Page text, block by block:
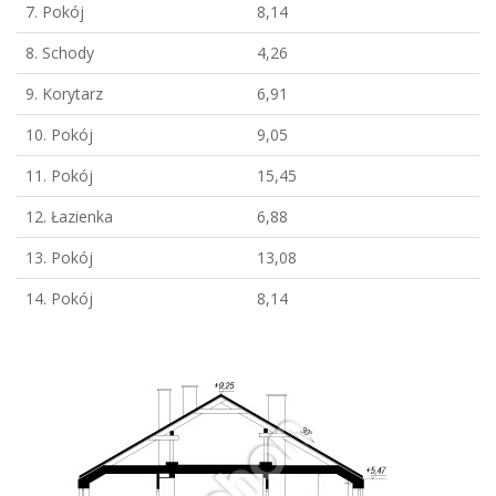
7. Pokój
8,14
8. Schody
4,26
9. Korytarz
6,91
10. Pokój
9,05
11. Pokój
15,45
12. Łazienka
6,88
13. Pokój
13,08
14. Pokój
8,14